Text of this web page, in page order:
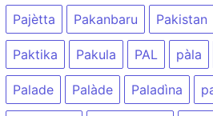
Pajètta Pakanbaru Pakistan
Paktika Pakula PAL pàla
Palade Palàde Paladìna